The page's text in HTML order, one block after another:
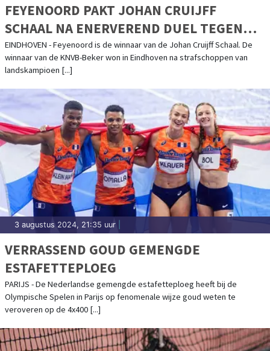
FEYENOORD PAKT JOHAN CRUIJFF
SCHAAL NA ENERVEREND DUEL TEGEN
PSV
EINDHOVEN - Feyenoord is de winnaar van de Johan Cruijff Schaal. De
winnaar van de KNVB-Beker won in Eindhoven na strafschoppen van
landskampioen [...]
3 augustus 2024, 21:35 uur
VERRASSEND GOUD GEMENGDE
ESTAFETTEPLOEG
PARIJS - De Nederlandse gemengde estafetteploeg heeft bij de
Olympische Spelen in Parijs op fenomenale wijze goud weten te
veroveren op de 4x400 [...]